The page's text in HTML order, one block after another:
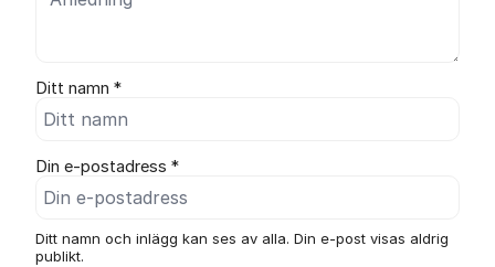
Ditt namn *
Din e-postadress *
Ditt namn och inlägg kan ses av alla. Din e-post visas aldrig
publikt.